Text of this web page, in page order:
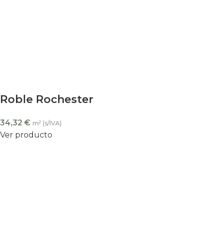
Roble Rochester
34,32 € m² (s/IVA)
Ver producto